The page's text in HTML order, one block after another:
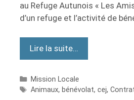
au Refuge Autunois « Les
d’un refuge et l’activité de
Lire la suite…
Mission Locale
Animaux, bénévolat, cej,